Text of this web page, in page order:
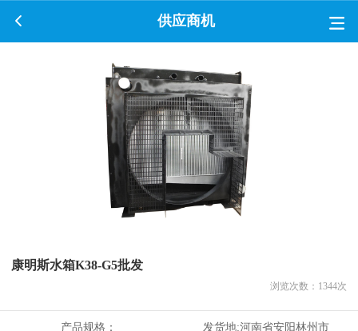
供应商机
康明斯水箱K38-G5批发
浏览次数： 1344次
产品规格： 发货地:河南省安阳林州市